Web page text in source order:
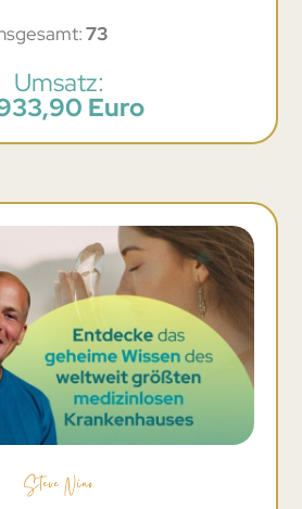
73
Umsatz:
Euro
Steve Nino